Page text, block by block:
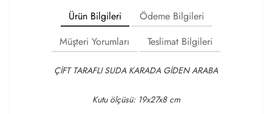
Ürün Bilgileri
Ödeme Bilgileri
Müşteri Yorumları
Teslimat Bilgileri
ÇİFT TARAFLI SUDA KARADA GİDEN ARABA
Kutu ölçüsü: 19x27x8 cm